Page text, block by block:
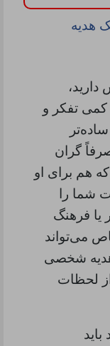
هدیه
کمی تفکر و
گران
هم برای او
شما را
یا فرهنگ
می‌تواند
هدیه شخصی
لحظات